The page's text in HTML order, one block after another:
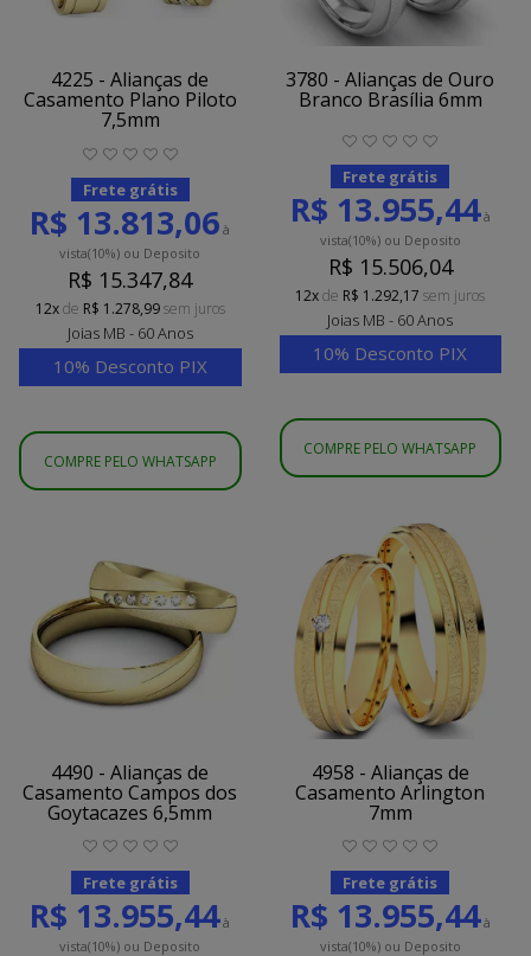
4225 - Alianças de
Casamento Plano Piloto
7,5mm
Frete grátis
R$ 13.813,06 à
vista(10%) ou Deposito
R$ 15.347,84
12xde R$ 1.278,99sem juros
Joias MB - 60 Anos
10% Desconto PIX
COMPRE PELO WHATSAPP
3780 - Alianças de Ouro
Branco Brasília 6mm
Frete grátis
R$ 13.955,44à
vista(10%)ou Deposito
R$ 15.506,04
12xde R$ 1.292,17 sem juros
Joias MB - 60 Anos
10% Desconto PIX
COMPRE PELO WHATSAPP
4490 - Alianças de
Casamento Campos dos
Goytacazes 6,5mm
Frete grátis
R$ 13.955,44à
vista(10%) ou Deposito
4958 - Alianças de
Casamento Arlington
7mm
Frete grátis
R$ 13.955,44à
vista(10%)ou Deposito